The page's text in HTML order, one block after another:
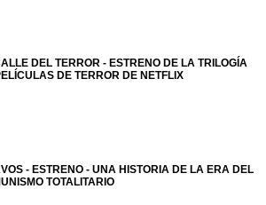
DEL TERROR - ESTRENO DE LA TRILOGÍA
DE TERROR DE NETFLIX
- ESTRENO - UNA HISTORIA DE LA ERA DEL
TOTALITARIO